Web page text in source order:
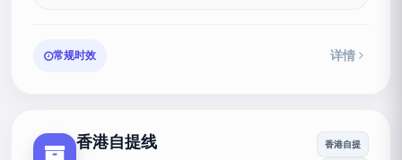
常规时效 详情
香港自提线 香港自提